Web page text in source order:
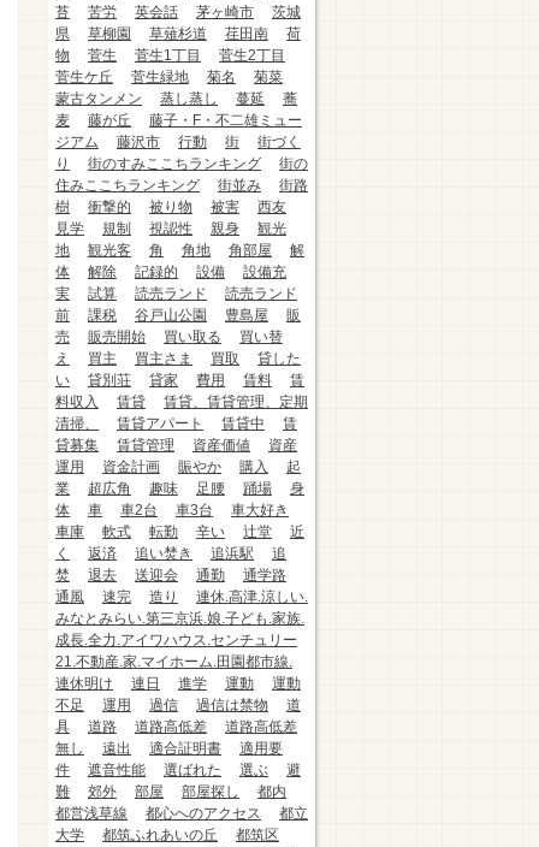
苔
苦労 英会話 茅ヶ崎市
茨城
県
草柳園 草薙杉道 荏田南
荷
物
菅生 菅生1丁目
菅生2丁目
菅生ケ丘
菅生緑地 菊名
菊菜
蒙古タンメン
蒸し蒸し 蔓延
蕎
麦
藤が丘
藤子・F・不二雄ミュー
ジアム
藤沢市 行動 街
街づく
り
街のすみここちランキング
街の
住みここちランキング
街並み
街路
樹
衝撃的 被り物 被害
西友
見学
規制 視認性 親身
観光
地
観光客 角 角地 角部屋
解
体
解除 記録的 設備
設備充
実
試算 読売ランド
読売ランド
前
課税 谷戸山公園 豊島屋
販
売
販売開始 買い取る
買い替
え
買主 買主さま 買取
貸した
い
貸別荘 貸家 費用 賃料
賃
料収入
賃貸
賃貸、賃貸管理、定期
清掃、
賃貸アパート 賃貸中
賃
貸募集
賃貸管理 資産価値
資産
運用
資金計画 賑やか 購入
起
業
超広角 趣味 足腰 踊場
身
体
車 車2台 車3台
車大好き
車庫
軟式 転勤 辛い 辻堂
近
く
返済 追い焚き 追浜駅
追
焚
退去 送迎会 通勤
通学路
通風
速完 造り
連休.高津.涼しい.
みなとみらい.第三京浜.娘.子ども.家族.
成長.全力.アイワハウス.センチュリー
21.不動産.家.マイホーム.田園都市線.
連休明け
連日 進学 運動
運動
不足
運用 過信 過信は禁物
道
具
道路 道路高低差
道路高低差
無し
遠出 適合証明書
適用要
件
遮音性能 選ばれた 選ぶ
避
難
郊外 部屋 部屋探し
都内
都営浅草線
都心へのアクセス
都立
大学
都筑ふれあいの丘
都筑区